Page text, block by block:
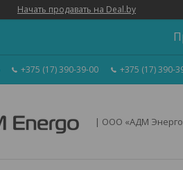
Начать продавать на Deal.by
+375 (17) 390-39-00 +375 (17) 390-
| ООО «АДМ